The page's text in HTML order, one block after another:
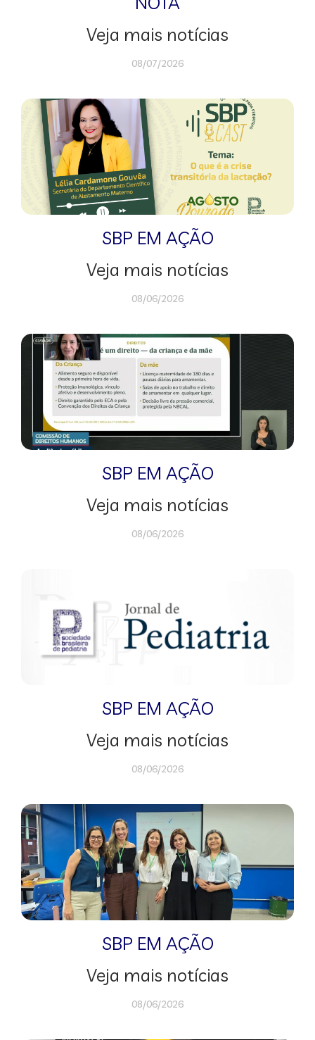
Veja mais notícias
08/07/2026
SBP EM AÇÃO
Veja mais notícias
08/06/2026
SBP EM AÇÃO
Veja mais notícias
08/06/2026
SBP EM AÇÃO
Veja mais notícias
08/06/2026
SBP EM AÇÃO
Veja mais notícias
08/06/2026